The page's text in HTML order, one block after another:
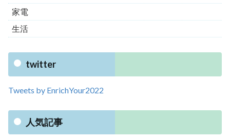
家電
生活
twitter
Tweets by EnrichYour2022
人気記事